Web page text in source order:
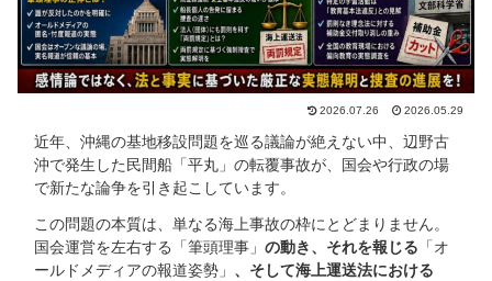
2026.07.26 2026.05.29
近年、沖縄の基地移設問題を巡る議論が絶えない中、辺野古
沖で発生した民間船「平丸」の転覆事故が、国会や行政の場
で新たな論争を引き起こしています。
この問題の本質は、単なる海上事故の枠にとどまりません。
国会運営を左右する「筆頭理事」 の動き、それを報じる 「オ
ールドメディアの報道姿勢」 、そして海上運送法における